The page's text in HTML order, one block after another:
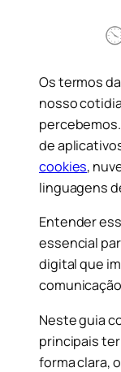
Os termos
nosso
de
cookies,
linguagens
Entender
essencial
digital que
Neste guia
principais
forma clara,